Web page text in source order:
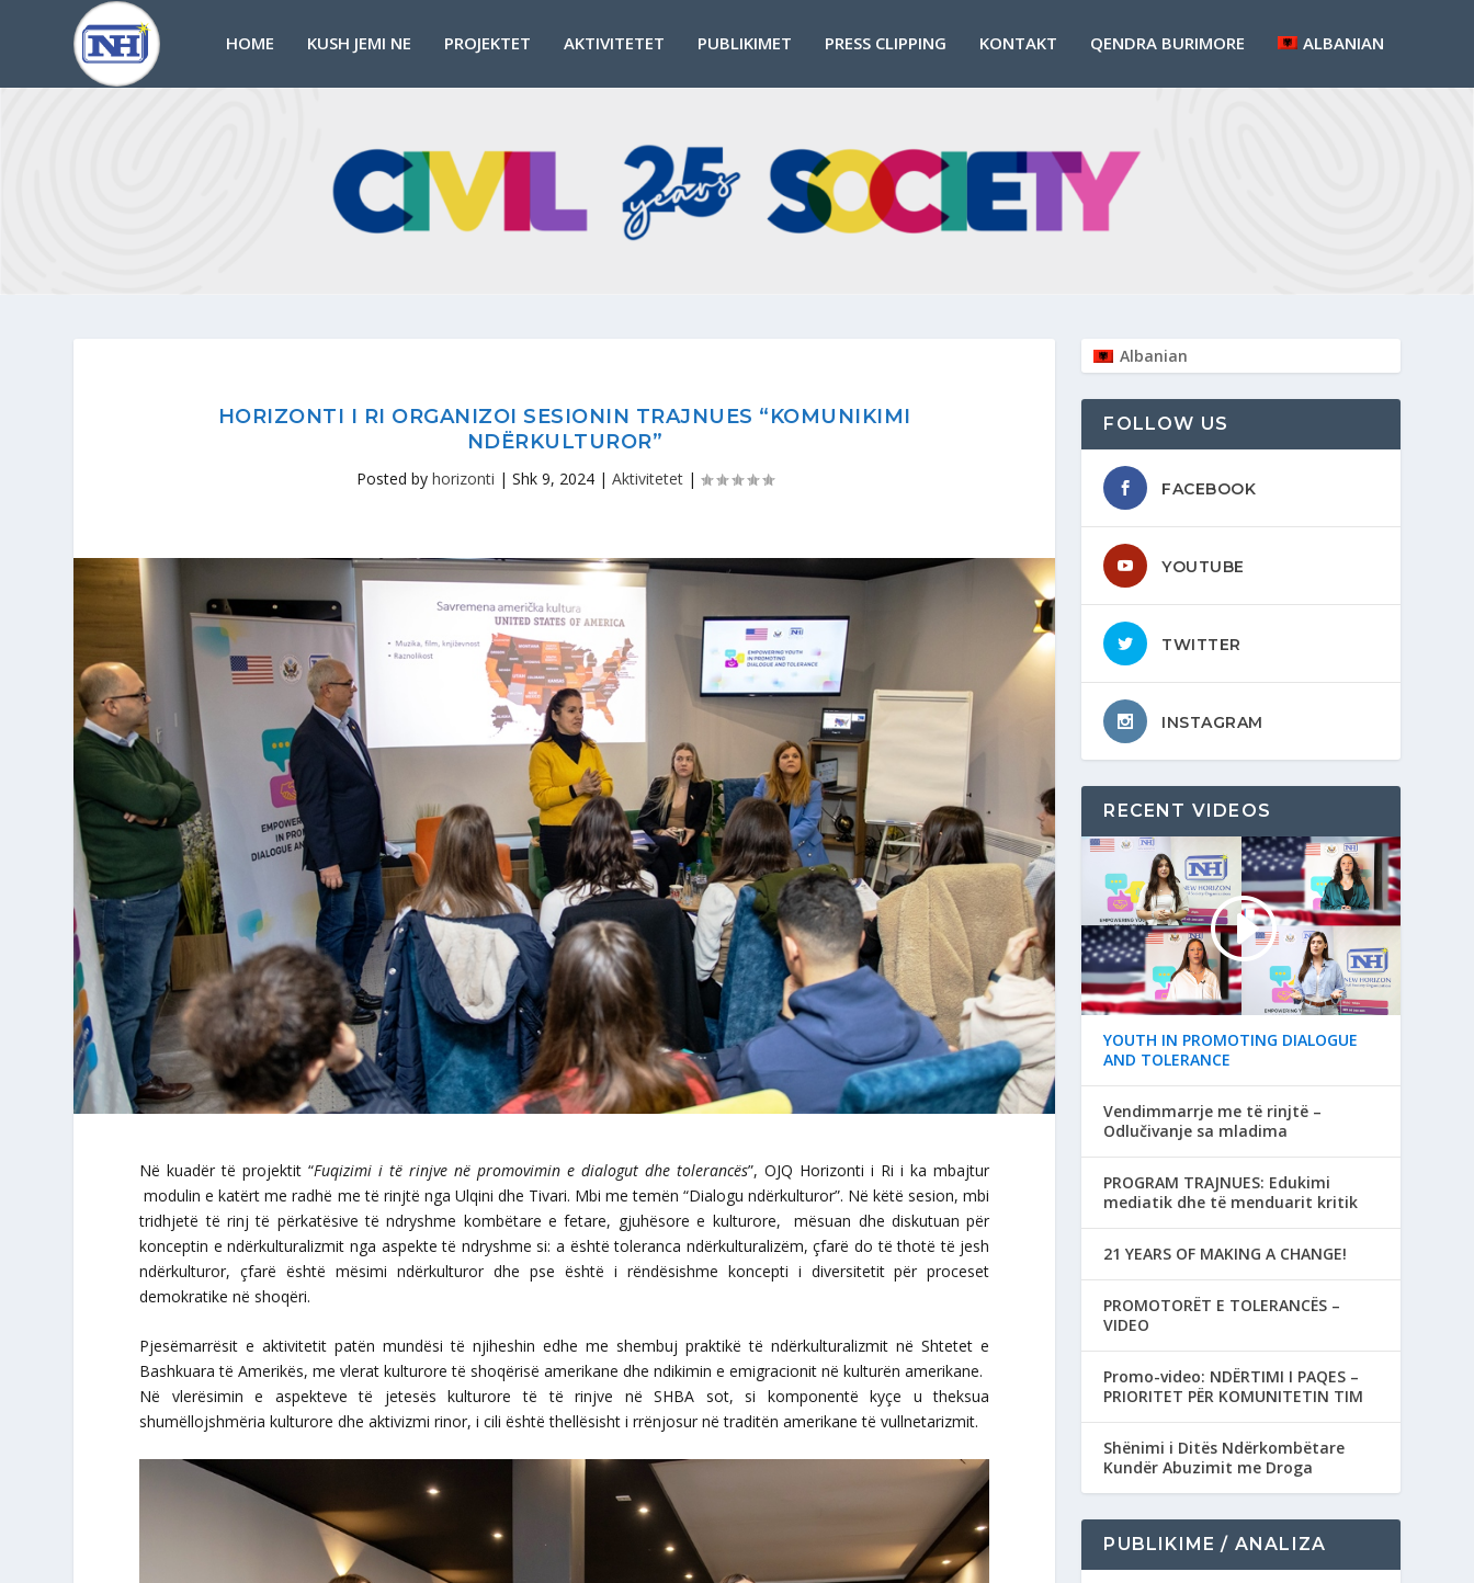
HOME KUSH JEMI NE PROJEKTET AKTIVITETET PUBLIKIMET PRESS CLIPPING KONTAKT QENDRA BURIMORE ALBANIAN
HORIZONTI I RI ORGANIZOI SESIONIN TRAJNUES “KOMUNIKIMI
NDËRKULTUROR”
Posted by horizonti | Shk 9, 2024| Aktivitetet|
Në kuadër të projektit “Fuqizimi i të rinjve në promovimin e dialogut dhe tolerancës”, OJQ Horizonti i Ri i ka mbajtur
modulin e katërt me radhë me të rinjtë nga Ulqini dhe Tivari. Mbi me temën “Dialogu ndërkulturor”. Në këtë sesion, mbi
tridhjetë të rinj të përkatësive të ndryshme kombëtare e fetare, gjuhësore e kulturore, mësuan dhe diskutuan për
konceptin e ndërkulturalizmit nga aspekte të ndryshme si: a është toleranca ndërkulturalizëm, çfarë do të thotë të jesh
ndërkulturor, çfarë është mësimi ndërkulturor dhe pse është i rëndësishme koncepti i diversitetit për proceset
demokratike në shoqëri.
Pjesëmarrësit e aktivitetit patën mundësi të njiheshin edhe me shembuj praktikë të ndërkulturalizmit në Shtetet e
Bashkuara të Amerikës, me vlerat kulturore të shoqërisë amerikane dhe ndikimin e emigracionit në kulturën amerikane.
Në vlerësimin e aspekteve të jetesës kulturore të të rinjve në SHBA sot, si komponentë kyçe u theksua
shumëllojshmëria kulturore dhe aktivizmi rinor, i cili është thellësisht i rrënjosur në traditën amerikane të vullnetarizmit.
Albanian
FOLLOW US
FACEBOOK
YOUTUBE
TWITTER
INSTAGRAM
RECENT VIDEOS
YOUTH IN PROMOTING DIALOGUE
AND TOLERANCE
Vendimmarrje me të rinjtë –
Odlučivanje sa mladima
PROGRAM TRAJNUES: Edukimi
mediatik dhe të menduarit kritik
21 YEARS OF MAKING A CHANGE!
PROMOTORËT E TOLERANCËS –
VIDEO
Promo-video: NDËRTIMI I PAQES –
PRIORITET PËR KOMUNITETIN TIM
Shënimi i Ditës Ndërkombëtare
Kundër Abuzimit me Droga
PUBLIKIME / ANALIZA